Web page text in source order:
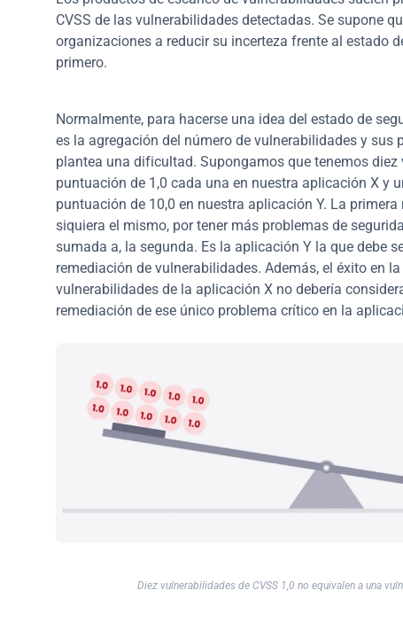
CVSS de las vulnerabilidades detectadas. Se supone
organizaciones a reducir su incerteza frente al estado
primero.
Normalmente, para hacerse una idea del estado de
es la agregación del número de vulnerabilidades y sus
plantea una dificultad. Supongamos que tenemos
puntuación de 1,0 cada una en nuestra aplicación X y
puntuación de 10,0 en nuestra aplicación Y. La
siquiera el mismo, por tener más problemas de
sumada a, la segunda. Es la aplicación Y la que debe
remediación de vulnerabilidades. Además, el éxito en
vulnerabilidades de la aplicación X no debería
remediación de ese único problema crítico en la
Diez vulnerabilidades de CVSS 1,0 no equivalen a una